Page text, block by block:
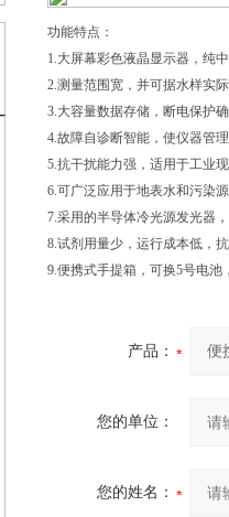
功能特点：
1.大屏幕彩色液晶显示器，纯
2.测量范围宽，并可据水样实
3.大容量数据存储，断电保护
4.故障自诊断智能，使仪器管
5.抗干扰能力强，适用于工业
6.可广泛应用于地表水和污染
7.采用的半导体冷光源发光器
8.试剂用量少，运行成本低，
9.便携式手提箱，可换5号电
产品：
您的单位：
您的姓名：